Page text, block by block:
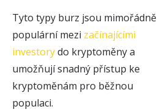
Tyto typy burz jsou mimořádně
populární mezi začínajícími
investorydo kryptoměny a
umožňují snadný přístup ke
kryptoměnám pro běžnou
populaci.